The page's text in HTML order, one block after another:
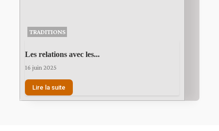
TRADITIONS
Les relations avec les...
16 juin 2025
Lire la suite